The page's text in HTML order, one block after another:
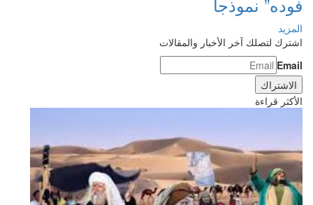
المزيد
اشترك لتصلك آخر الأخبار والمقالات
Email
الأكثر قراءة